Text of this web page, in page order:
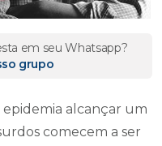
em seu Whatsapp?
grupo
alcançar um
comecem a ser